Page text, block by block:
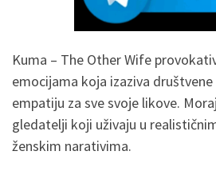
Kuma – The Other Wife
emocijama koja izaziva
empatiju za sve svoje likove.
gledatelji koji uživaju u
ženskim narativima.